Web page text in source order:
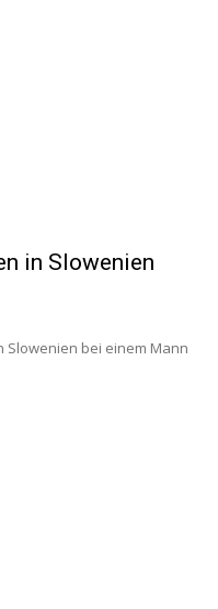
in Slowenien
Slowenien bei einem Mann